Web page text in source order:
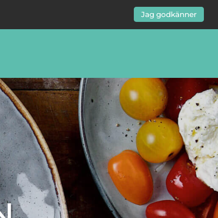
Jag godkänner